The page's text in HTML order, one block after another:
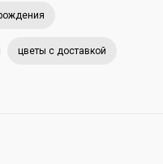
цветы с доставкой